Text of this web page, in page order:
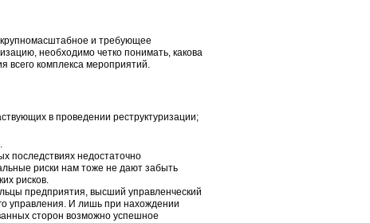
и требующее
необходимо четко понимать, какова
всего комплекса мероприятий.
в проведении реструктуризации;
последствиях недостаточно
риски нам тоже не дают забыть
рисков.
предприятия, высший управленческий
управления. И лишь при нахождении
сторон возможно успешное